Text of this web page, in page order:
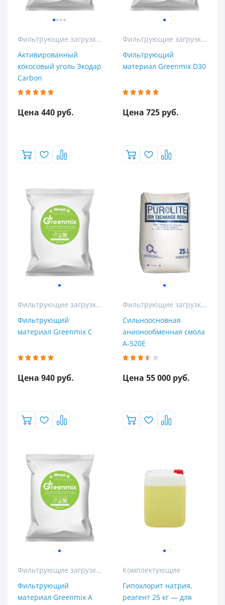
Фильтрующие загрузки для колонных и кабинетных фильтров
Активированный
кокосовый уголь Экодар
Carbon
Цена 440 руб.
Фильтрующие загрузки для колонных и кабинетных фильтров
Фильтрующий
материал Greenmix D30
Цена 725 руб.
Фильтрующие загрузки для колонных и кабинетных фильтров
Фильтрующий
материал Greenmix C
Цена 940 руб.
Фильтрующие загрузки для колонных и кабинетных фильтров
Сильноосновная
анионообменная смола
A-520E
Цена 55 000 руб.
Фильтрующие загрузки для колонных и кабинетных фильтров
Фильтрующий
материал Greenmix A
Комплектующие
Гипохлорит натрия,
реагент 25 кг — для